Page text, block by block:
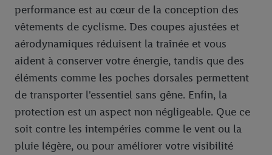
performance est au cœur de la conception des
vêtements de cyclisme. Des coupes ajustées et
aérodynamiques réduisent la traînée et vous
aident à conserver votre énergie, tandis que des
éléments comme les poches dorsales permettent
de transporter l'essentiel sans gêne. Enfin, la
protection est un aspect non négligeable. Que ce
soit contre les intempéries comme le vent ou la
pluie légère, ou pour améliorer votre visibilité